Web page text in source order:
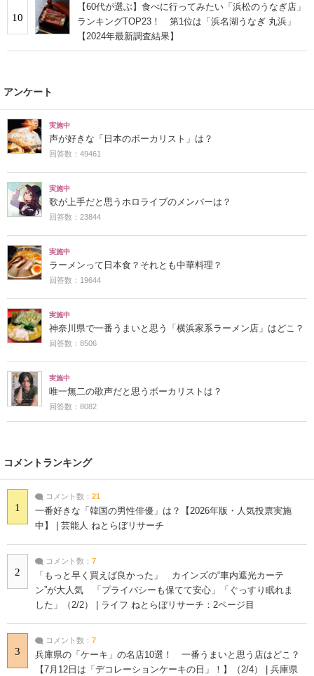
10
【60代が選ぶ】食べに行ってみたい「浜松のうなぎ店」
ランキングTOP23！ 第1位は「浜名湖うなぎ 丸浜」
【2024年最新調査結果】
アンケート
実施中
声が好きな「日本のボーカリスト」は？
回答数：49461
実施中
歌が上手だと思うホロライブのメンバーは？
回答数：23844
実施中
ラーメンって日本食？それとも中華料理？
回答数：19644
実施中
神奈川県で一番うまいと思う「横浜家系ラーメン店」はどこ？
回答数：8506
実施中
唯一無二の歌声だと思うボーカリストは？
回答数：8082
コメントランキング
1
コメント数： 21
一番好きな「韓国の男性俳優」は？【2026年版・人気投票実施
中】 | 芸能人 ねとらぼリサーチ
2
コメント数： 7
「もっと早く買えば良かった」 カインズの“車内遮光カーテ
ン”が大人気 「プライバシーも保てて安心」「ぐっすり眠れま
した」（2/2） | ライフ ねとらぼリサーチ：2ページ目
3
コメント数： 7
兵庫県の「ケーキ」の名店10選！ 一番うまいと思う店はどこ？
【7月12日は「デコレーションケーキの日」！】（2/4） | 兵庫県